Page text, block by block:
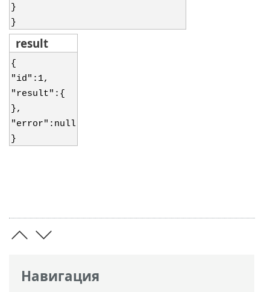
Навигация
}
}
result
{
"id":1,
"result":{
},
"error":null
}